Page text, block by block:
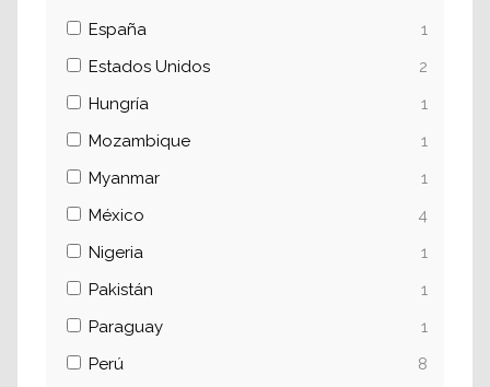
España
1
Estados Unidos
2
Hungría
1
Mozambique
1
Myanmar
1
México
4
Nigeria
1
Pakistán
1
Paraguay
1
Perú
8